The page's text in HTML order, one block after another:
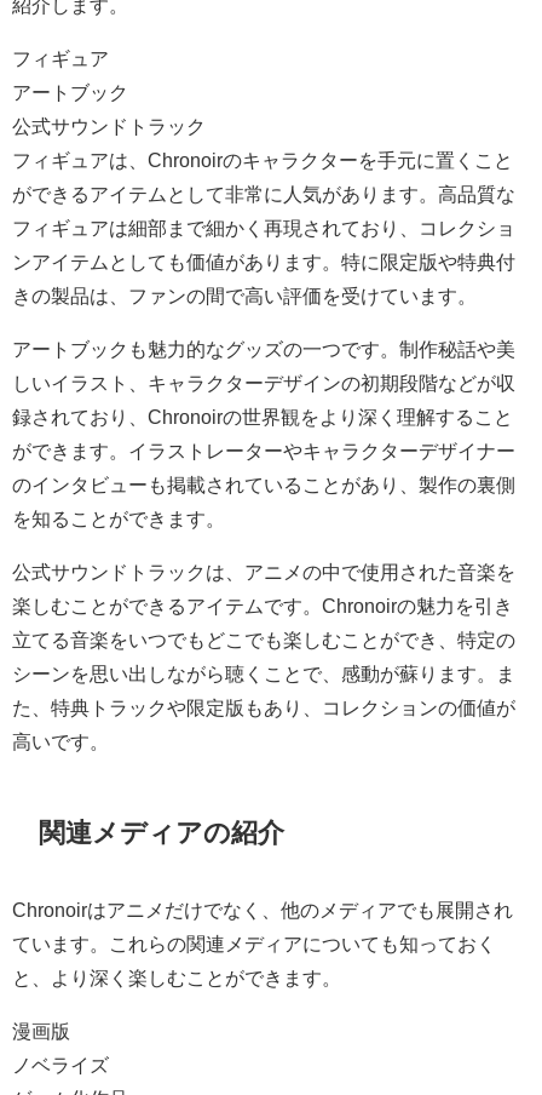
紹介します。
フィギュア
アートブック
公式サウンドトラック
フィギュアは、Chronoirのキャラクターを手元に置くこと
ができるアイテムとして非常に人気があります。高品質な
フィギュアは細部まで細かく再現されており、コレクショ
ンアイテムとしても価値があります。特に限定版や特典付
きの製品は、ファンの間で高い評価を受けています。
アートブックも魅力的なグッズの一つです。制作秘話や美
しいイラスト、キャラクターデザインの初期段階などが収
録されており、Chronoirの世界観をより深く理解すること
ができます。イラストレーターやキャラクターデザイナー
のインタビューも掲載されていることがあり、製作の裏側
を知ることができます。
公式サウンドトラックは、アニメの中で使用された音楽を
楽しむことができるアイテムです。Chronoirの魅力を引き
立てる音楽をいつでもどこでも楽しむことができ、特定の
シーンを思い出しながら聴くことで、感動が蘇ります。ま
た、特典トラックや限定版もあり、コレクションの価値が
高いです。
関連メディアの紹介
Chronoirはアニメだけでなく、他のメディアでも展開され
ています。これらの関連メディアについても知っておく
と、より深く楽しむことができます。
漫画版
ノベライズ